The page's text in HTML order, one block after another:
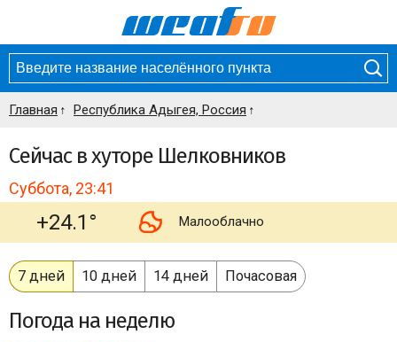
Главная Республика Адыгея, Россия
Сейчас в хуторе Шелковников
Суббота, 23:41
+24.1° Малооблачно
7 дней 10 дней 14 дней Почасовая
Погода на неделю